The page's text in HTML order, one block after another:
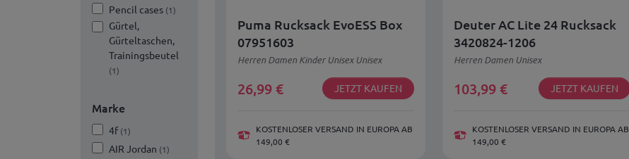
Pencil cases (1)
Gürtel,
Gürteltaschen,
Trainingsbeutel
(1)
Marke
4f (1)
AIR Jordan (1)
Puma Rucksack EvoESS Box
07951603
Herren Damen Kinder Unisex Unisex
26,99 € JETZT KAUFEN
KOSTENLOSER VERSAND IN EUROPA AB
149,00 €
Deuter AC Lite 24 Rucksack
3420824-1206
Herren Damen Unisex
103,99 € JETZT KAUFEN
KOSTENLOSER VERSAND IN EUROPA AB
149,00 €